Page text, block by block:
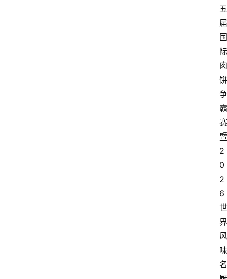
五
届
国
际
肉
饼
争
霸
赛
暨
2
0
2
6
世
界
风
味
名